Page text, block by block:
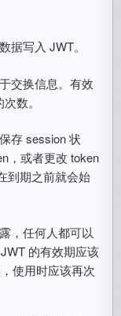
据写入 JWT。
交换信息。有效
数。
存 session 状
，或者更改 token
到期之前就会始
，任何人都可以
的有效期应该
使用时应该再次